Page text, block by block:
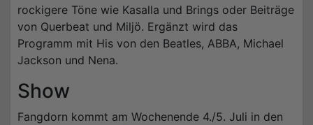
rockigere Töne wie Kasalla und Brings oder Beiträge
von Querbeat und Miljö. Ergänzt wird das
Programm mit His von den Beatles, ABBA, Michael
Jackson und Nena.
Show
Fangdorn kommt am Wochenende 4./5. Juli in den